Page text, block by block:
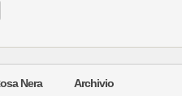
Nera Archivio